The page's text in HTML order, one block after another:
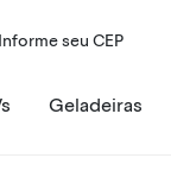
Informe seu CEP
Geladeiras